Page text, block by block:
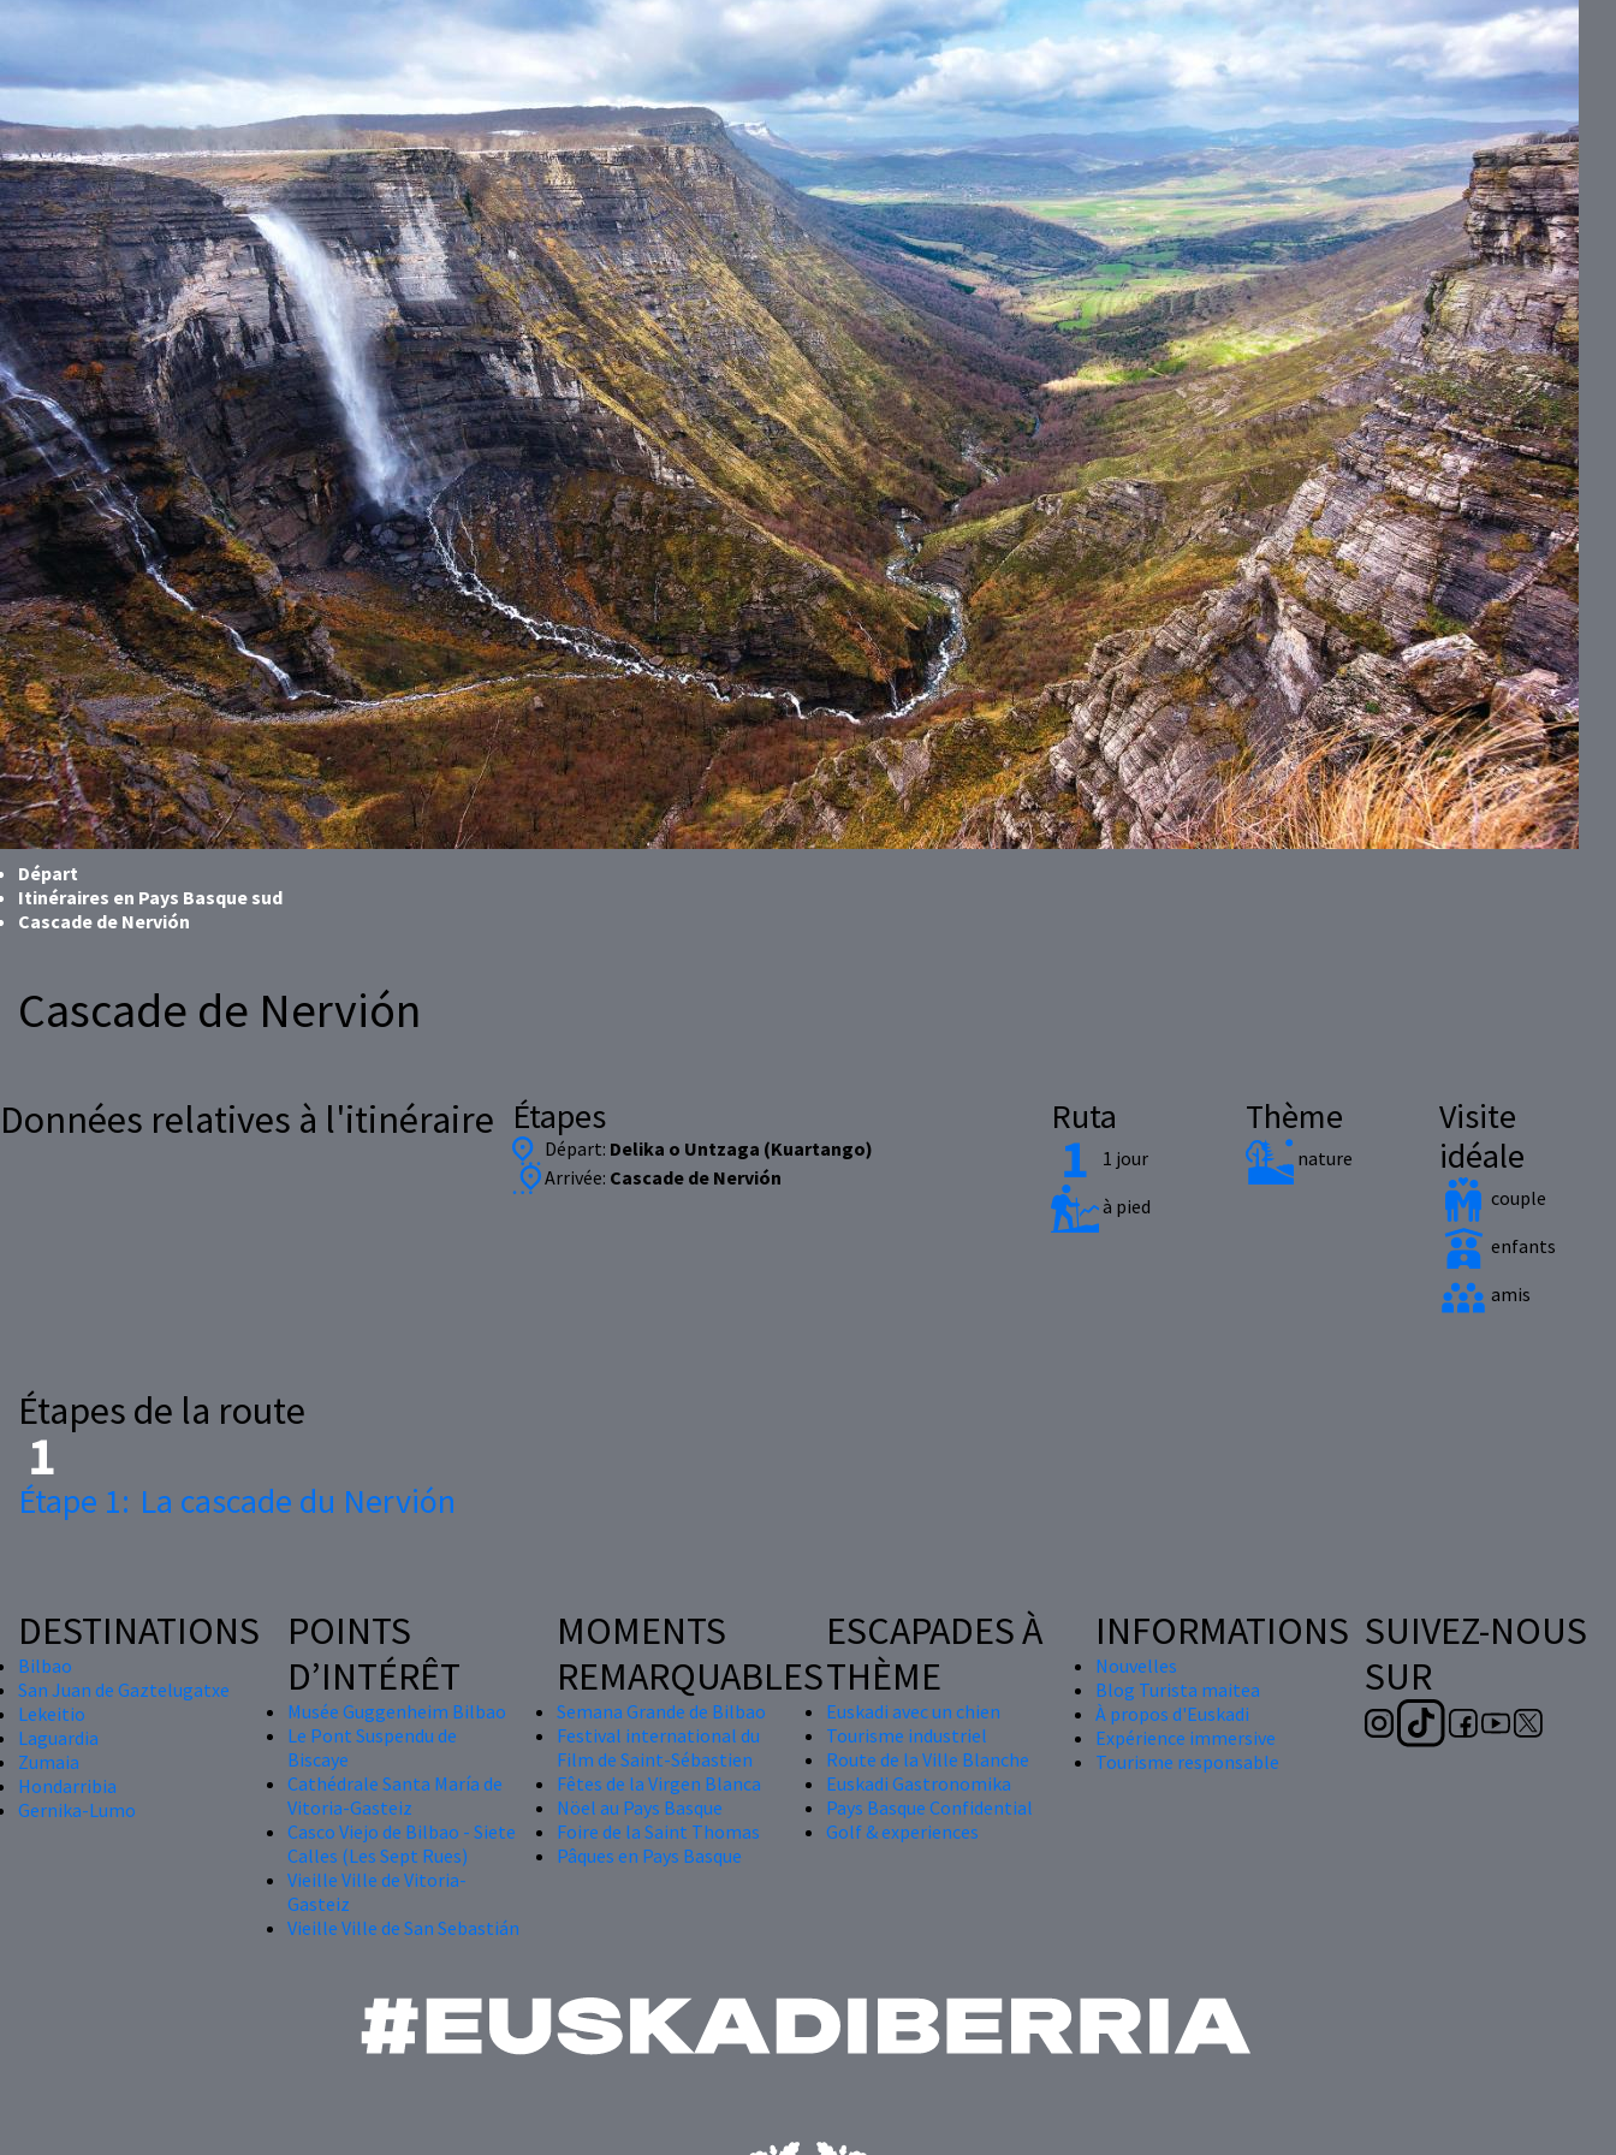
Départ
Itinéraires en Pays Basque sud
Cascade de Nervión
Cascade de Nervión
Données relatives à l'itinéraire Étapes
Départ: Delika o Untzaga (Kuartango)
Arrivée: Cascade de Nervión
Ruta
1 jour
à pied
Thème
nature
Visite
idéale
couple
enfants
amis
Étapes de la route
Étape 1: La cascade du Nervión
DESTINATIONS
Bilbao
San Juan de Gaztelugatxe
Lekeitio
Laguardia
Zumaia
Hondarribia
Gernika-Lumo
POINTS
D’INTÉRÊT
Musée Guggenheim Bilbao
Le Pont Suspendu de
Biscaye
Cathédrale Santa María de
Vitoria-Gasteiz
Casco Viejo de Bilbao - Siete
Calles (Les Sept Rues)
Vieille Ville de Vitoria-
Gasteiz
Vieille Ville de San Sebastián
MOMENTS
REMARQUABLES
Semana Grande de Bilbao
Festival international du
Film de Saint-Sébastien
Fêtes de la Virgen Blanca
Nöel au Pays Basque
Foire de la Saint Thomas
Pâques en Pays Basque
ESCAPADES À
THÈME
Euskadi avec un chien
Tourisme industriel
Route de la Ville Blanche
Euskadi Gastronomika
Pays Basque Confidential
Golf & experiences
INFORMATIONS
Nouvelles
Blog Turista maitea
À propos d'Euskadi
Expérience immersive
Tourisme responsable
SUIVEZ-NOUS
SUR